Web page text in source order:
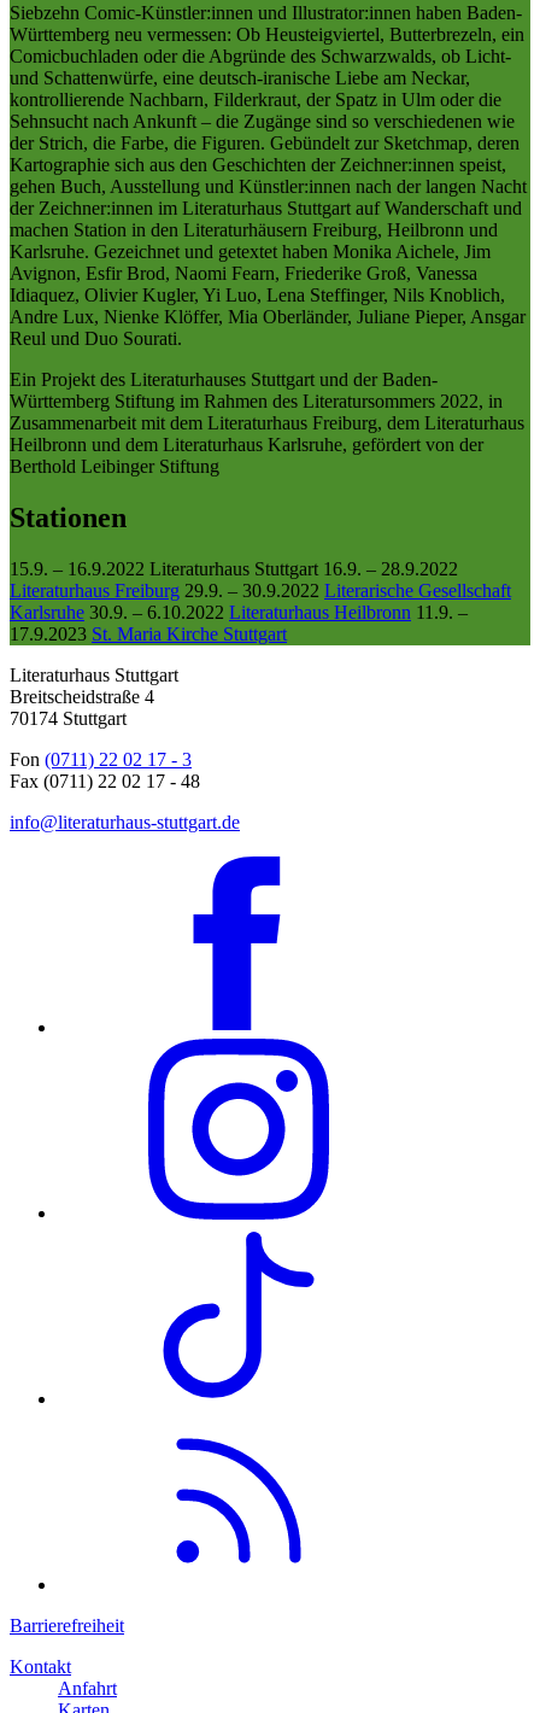
Siebzehn Comic-Künstler:innen und Illustrator:innen haben Baden-
Württemberg neu vermessen: Ob Heusteigviertel, Butterbrezeln, ein
Comicbuchladen oder die Abgründe des Schwarzwalds, ob Licht-
und Schattenwürfe, eine deutsch-iranische Liebe am Neckar,
kontrollierende Nachbarn, Filderkraut, der Spatz in Ulm oder die
Sehnsucht nach Ankunft – die Zugänge sind so verschiedenen wie
der Strich, die Farbe, die Figuren. Gebündelt zur Sketchmap, deren
Kartographie sich aus den Geschichten der Zeichner:innen speist,
gehen Buch, Ausstellung und Künstler:innen nach der langen Nacht
der Zeichner:innen im Literaturhaus Stuttgart auf Wanderschaft und
machen Station in den Literaturhäusern Freiburg, Heilbronn und
Karlsruhe. Gezeichnet und getextet haben Monika Aichele, Jim
Avignon, Esfir Brod, Naomi Fearn, Friederike Groß, Vanessa
Idiaquez, Olivier Kugler, Yi Luo, Lena Steffinger, Nils Knoblich,
Andre Lux, Nienke Klöffer, Mia Oberländer, Juliane Pieper, Ansgar
Reul und Duo Sourati.
Ein Projekt des Literaturhauses Stuttgart und der Baden-
Württemberg Stiftung im Rahmen des Literatursommers 2022, in
Zusammenarbeit mit dem Literaturhaus Freiburg, dem Literaturhaus
Heilbronn und dem Literaturhaus Karlsruhe, gefördert von der
Berthold Leibinger Stiftung
Stationen
15.9. – 16.9.2022 Literaturhaus Stuttgart 16.9. – 28.9.2022
Literaturhaus Freiburg 29.9. – 30.9.2022 Literarische Gesellschaft
Karlsruhe 30.9. – 6.10.2022 Literaturhaus Heilbronn 11.9. –
17.9.2023 St. Maria Kirche Stuttgart
Literaturhaus Stuttgart
Breitscheidstraße 4
70174 Stuttgart
Fon (0711) 22 02 17 - 3
Fax (0711) 22 02 17 - 48
info@literaturhaus-stuttgart.de
Barrierefreiheit
Kontakt
Anfahrt